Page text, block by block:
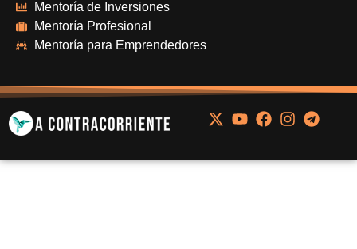
Mentoría de Inversiones
Mentoría Profesional
Mentoría para Emprendedores